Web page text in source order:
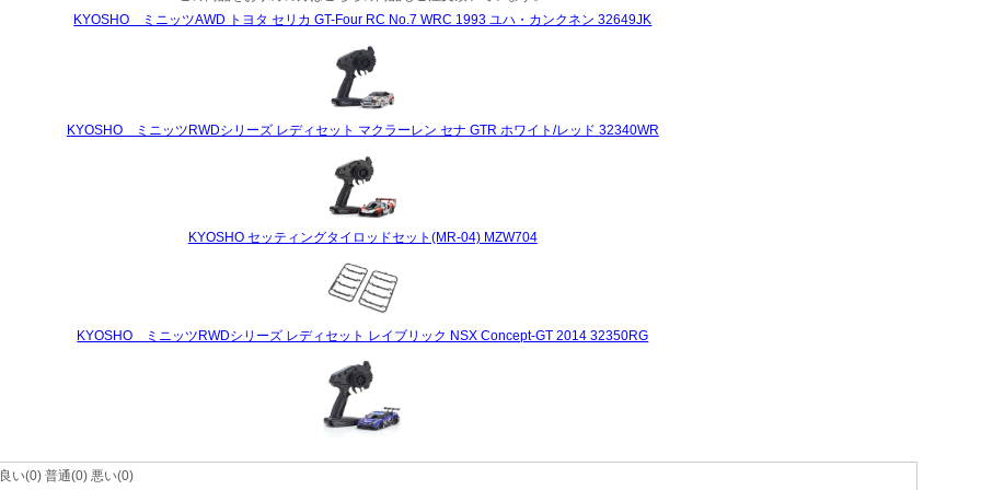
KYOSHO ミニッツAWD トヨタ セリカ GT-Four RC No.7 WRC 1993 ユハ・カンクネン 32649JK
KYOSHO ミニッツRWDシリーズ レディセット マクラーレン セナ GTR ホワイト/レッド 32340WR
KYOSHO セッティングタイロッドセット(MR-04) MZW704
KYOSHO ミニッツRWDシリーズ レディセット レイブリック NSX Concept-GT 2014 32350RG
(0) 普通(0) 悪い(0)